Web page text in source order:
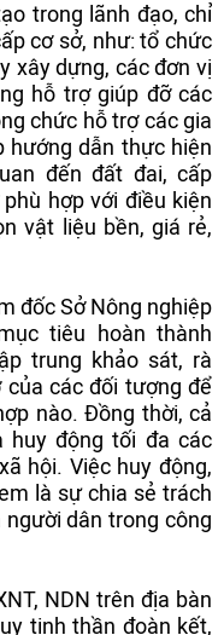
trong lãnh đạo, chỉ
cơ sở, như: tổ chức
xây dựng, các đơn vị
hỗ trợ giúp đỡ các
chức hỗ trợ các gia
hướng dẫn thực hiện
đến đất đai, cấp
hợp với điều kiện
vật liệu bền, giá rẻ,
đốc Sở Nông nghiệp
tiêu hoàn thành
trung khảo sát, rà
các đối tượng để
nào. Đồng thời, cả
huy động tối đa các
hội. Việc huy động,
là sự chia sẻ trách
dân trong công
NDN trên địa bàn
tinh thần đoàn kết,